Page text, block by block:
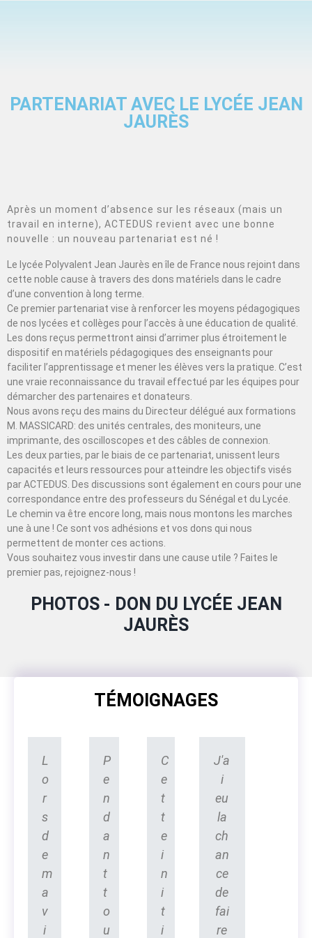
PARTENARIAT AVEC LE LYCÉE JEAN
JAURÈS
Après un moment d’absence sur les réseaux (mais un
travail en interne), ACTEDUS revient avec une bonne
nouvelle : un nouveau partenariat est né !
Le lycée Polyvalent Jean Jaurès en île de France nous rejoint dans
cette noble cause à travers des dons matériels dans le cadre
d’une convention à long terme.
Ce premier partenariat vise à renforcer les moyens pédagogiques
de nos lycées et collèges pour l’accès à une éducation de qualité.
Les dons reçus permettront ainsi d’arrimer plus étroitement le
dispositif en matériels pédagogiques des enseignants pour
faciliter l’apprentissage et mener les élèves vers la pratique. C’est
une vraie reconnaissance du travail effectué par les équipes pour
démarcher des partenaires et donateurs.
Nous avons reçu des mains du Directeur délégué aux formations
M. MASSICARD: des unités centrales, des moniteurs, une
imprimante, des oscilloscopes et des câbles de connexion.
Les deux parties, par le biais de ce partenariat, unissent leurs
capacités et leurs ressources pour atteindre les objectifs visés
par ACTEDUS. Des discussions sont également en cours pour une
correspondance entre des professeurs du Sénégal et du Lycée.
Le chemin va être encore long, mais nous montons les marches
une à une ! Ce sont vos adhésions et vos dons qui nous
permettent de monter ces actions.
Vous souhaitez vous investir dans une cause utile ? Faites le
premier pas, rejoignez-nous !
PHOTOS - DON DU LYCÉE JEAN
JAURÈS
TÉMOIGNAGES
L
o
r
s
d
e
m
a
v
i
P
e
n
d
a
n
t
t
o
u
C
e
t
t
e
i
n
i
t
i
J'a
i
eu
la
ch
an
ce
de
fai
re